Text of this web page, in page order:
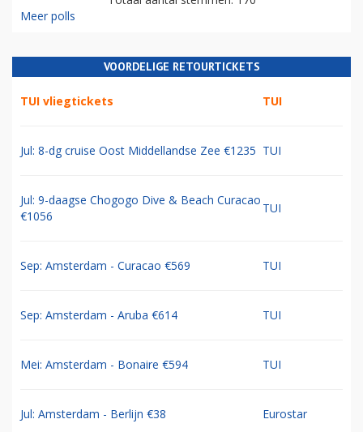
Meer polls
VOORDELIGE RETOURTICKETS
TUI vliegtickets TUI
Jul: 8-dg cruise Oost Middellandse Zee €1235 TUI
Jul: 9-daagse Chogogo Dive & Beach Curacao
€1056
TUI
Sep: Amsterdam - Curacao €569 TUI
Sep: Amsterdam - Aruba €614 TUI
Mei: Amsterdam - Bonaire €594 TUI
Jul: Amsterdam - Berlijn €38 Eurostar